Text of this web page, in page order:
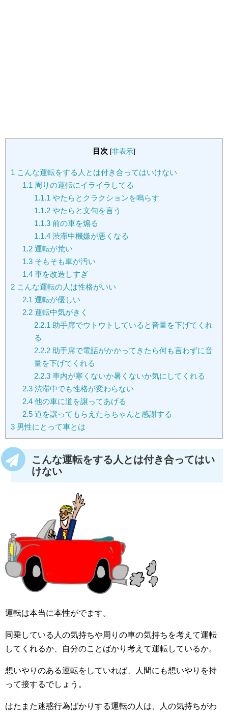
目次 [非表示]
1 こんな運転をする人とは付き合ってはいけない
1.1 周りの運転にイライラしてる
1.1.1 やたらとクラクションを鳴らす
1.1.2やたらと文句を言う
1.1.3前の車を煽る
1.1.4渋滞中機嫌が悪くなる
1.2運転が荒い
1.3そもそも車が汚い
1.4車を改造しすぎ
2 こんな運転の人は性格がいい
2.1 運転が優しい
2.2運転中気がきく
2.2.1 助手席でウトウトしていると音量を下げてくれ
る
2.2.2助手席で電話がかかってきたら何も言わずに音
量を下げてくれる
2.2.3車内が寒くないか暑くないか気にしてくれる
2.3渋滞中でも性格が変わらない
2.4他の車に道を譲ってあげる
2.5道を譲ってもらえたらちゃんと感謝する
3 男性にとって車とは
こんな運転をする人とは付き合ってはい
けない
運転は本当に本性がでます。
同乗している人の気持ちや周りの車の気持ちを考えて運転
してくれるか、自分のことばかり考えて運転しているか。
想いやりのある運転をしていれば、人間にも想いやりを持
って接するでしょう。
はたまた迷惑行為ばかりする運転の人は、人の気持ちがわ